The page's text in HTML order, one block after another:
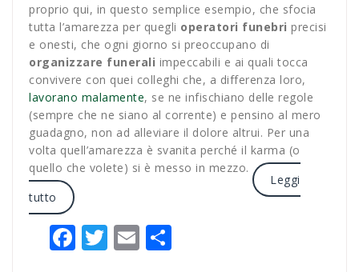
proprio qui, in questo semplice esempio, che sfocia
tutta l’amarezza per quegli operatori funebri precisi
e onesti, che ogni giorno si preoccupano di
organizzare funerali impeccabili e ai quali tocca
convivere con quei colleghi che, a differenza loro,
lavorano malamente, se ne infischiano delle regole
(sempre che ne siano al corrente) e pensino al mero
guadagno, non ad alleviare il dolore altrui. Per una
volta quell’amarezza è svanita perché il karma (o
quello che volete) si è messo in mezzo.
Leggi
tutto
Facebook
Twitter
Email